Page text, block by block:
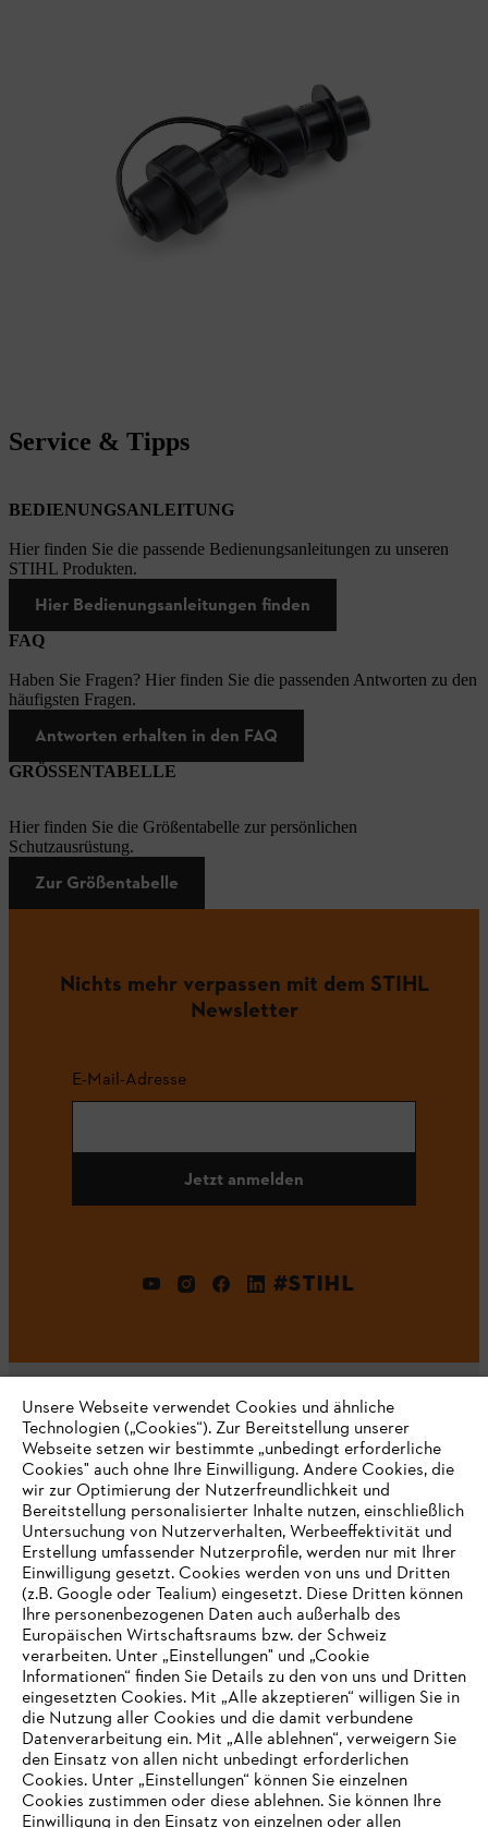
Service & Tipps
BEDIENUNGSANLEITUNG
Hier finden Sie die passende Bedienungsanleitungen zu unseren
STIHL Produkten.
Hier Bedienungsanleitungen finden
FAQ
Haben Sie Fragen? Hier finden Sie die passenden Antworten zu den
häufigsten Fragen.
Antworten erhalten in den FAQ
GRÖSSENTABELLE
Hier finden Sie die Größentabelle zur persönlichen
Schutzausrüstung.
Zur Größentabelle
Nichts mehr verpassen mit dem STIHL
Newsletter
E-Mail-Adresse
Jetzt anmelden
#STIHL
Unternehmen
Häufig gestellte Fragen
Support
Datenschutz Impressum Cookies
IHR BROWSER WIRD NICHT
UNTERSTÜTZT
Unsere Webseite verwendet Cookies und ähnliche
Technologien („Cookies“). Zur Bereitstellung unserer
Webseite setzen wir bestimmte „unbedingt erforderliche
Cookies" auch ohne Ihre Einwilligung. Andere Cookies, die
wir zur Optimierung der Nutzerfreundlichkeit und
Bereitstellung personalisierter Inhalte nutzen, einschließlich
Untersuchung von Nutzerverhalten, Werbeeffektivität und
Erstellung umfassender Nutzerprofile, werden nur mit Ihrer
Einwilligung gesetzt. Cookies werden von uns und Dritten
(z.B. Google oder Tealium) eingesetzt. Diese Dritten können
Ihre personenbezogenen Daten auch außerhalb des
Europäischen Wirtschaftsraums bzw. der Schweiz
verarbeiten. Unter „Einstellungen" und „Cookie
Informationen“ finden Sie Details zu den von uns und Dritten
eingesetzten Cookies. Mit „Alle akzeptieren“ willigen Sie in
die Nutzung aller Cookies und die damit verbundene
Datenverarbeitung ein. Mit „Alle ablehnen“, verweigern Sie
den Einsatz von allen nicht unbedingt erforderlichen
Cookies. Unter „Einstellungen“ können Sie einzelnen
Cookies zustimmen oder diese ablehnen. Sie können Ihre
Einwilligung in den Einsatz von einzelnen oder allen